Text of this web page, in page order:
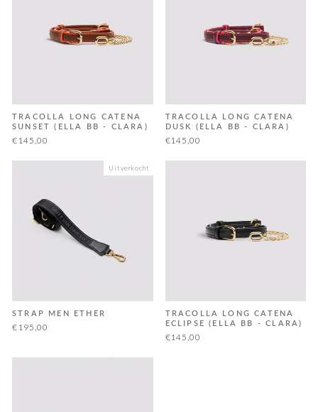
TRACOLLA LONG CATENA
SUNSET (ELLA BB - CLARA)
€145,00
TRACOLLA LONG CATENA
DUSK (ELLA BB - CLARA)
€145,00
Uitverkocht
STRAP MEN ETHER
€195,00
TRACOLLA LONG CATENA
ECLIPSE (ELLA BB - CLARA)
€145,00